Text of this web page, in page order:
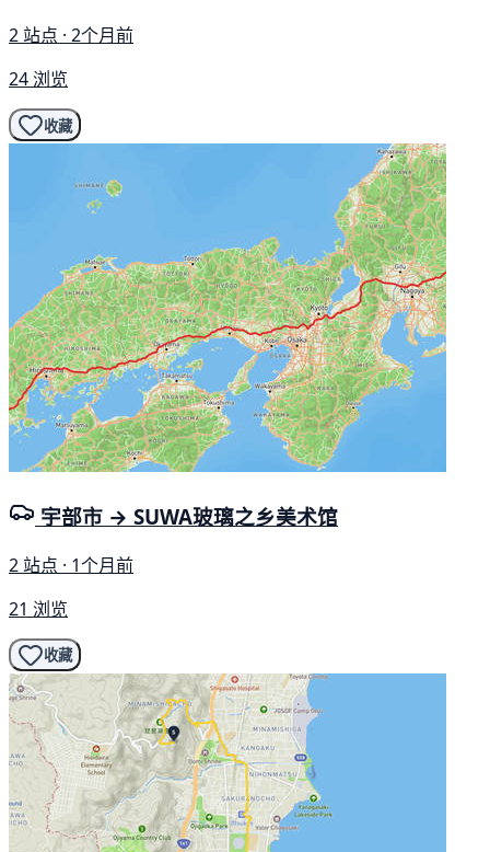
2 站点 · 2个月前
24 浏览
收藏
宇部市 → SUWA玻璃之乡美术馆
2 站点 · 1个月前
21 浏览
收藏